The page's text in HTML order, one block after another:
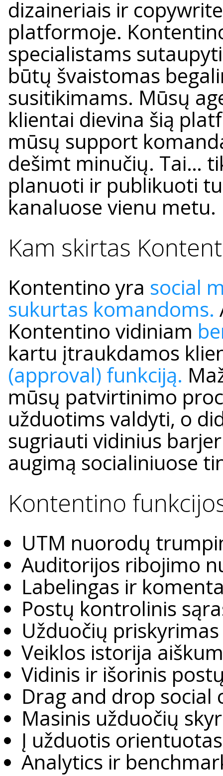
dizaineriais ir
platformoje.
specialistams
būtų švaistomas
susitikimams. Mūsų
klientai dievina šią
mūsų support
dešimt minučių. Tai…
planuoti ir publikuoti
kanaluose vienu metu.
Kam skirtas
Kontentino yra social
sukurtas komandoms.
Kontentino vidiniam
kartu įtraukdamos
(approval) funkciją.
mūsų patvirtinimo
užduotims valdyti, o
sugriauti vidinius
augimą socialiniuose
Kontentino
UTM nuorodų
Auditorijos ribojimo
Labelingas ir
Postų kontrolinis
Užduočių priskyrimas
Veiklos istorija
Vidinis ir išorinis
Drag and drop
Masinis užduočių
Į užduotis
Analytics ir